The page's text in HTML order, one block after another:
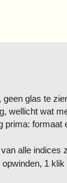
geen glas te
wellicht wat
formaat
alle indices
1